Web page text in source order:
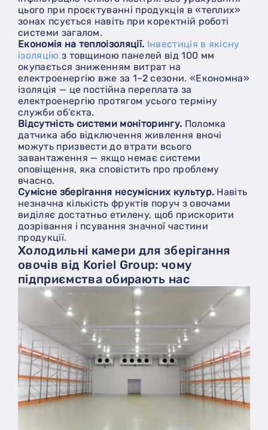
цього при проєктуванні продукція в «теплих»
зонах псується навіть при коректній роботі
системи загалом.
Економія на теплоізоляції. Інвестиція в якісну
ізоляцію з товщиною панелей від 100 мм
окупається зниженням витрат на
електроенергію вже за 1–2 сезони. «Економна»
ізоляція — це постійна переплата за
електроенергію протягом усього терміну
служби об’єкта.
Відсутність системи моніторингу. Поломка
датчика або відключення живлення вночі
можуть призвести до втрати всього
завантаження — якщо немає системи
оповіщення, яка сповістить про проблему
вчасно.
Сумісне зберігання несумісних культур. Навіть
незначна кількість фруктів поруч з овочами
виділяє достатньо етилену, щоб прискорити
дозрівання і псування значної частини
продукції.
Холодильні камери для зберігання
овочів від Koriel Group: чому
підприємства обирають нас